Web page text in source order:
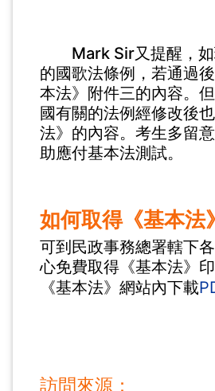
Mark Sir又提醒，如
的國歌法條例，若通過
本法》附件三的內容。
國有關的法例經修改後
法》的內容。考生多留
助應付基本法測試。
如何取得《基本法
可到民政事務總署轄下
心免費取得《基本法》
《基本法》網站內下載
訪問來源：